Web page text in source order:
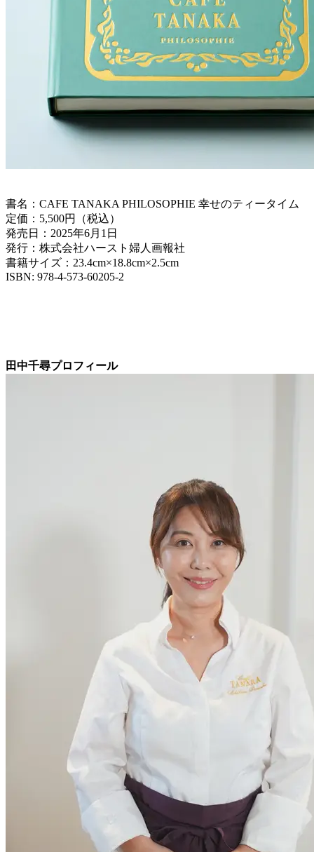
書名：CAFE TANAKA PHILOSOPHIE 幸せのティータイム
定価：5,500円（税込）
発売日：2025年6月1日
発行：株式会社ハースト婦人画報社
書籍サイズ：23.4cm×18.8cm×2.5cm
ISBN: 978-4-573-60205-2
田中千尋プロフィール